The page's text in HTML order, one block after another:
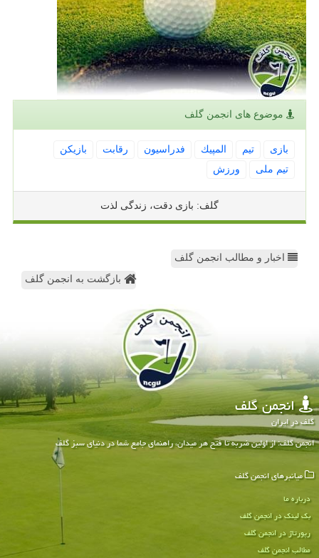
موضوع های انجمن گلف
بازی تیم المپیك فدراسیون رقابت
بازیكن
تیم ملی
ورزش
گلف: بازی دقت، زندگی لذت
اخبار و مطالب انجمن گلف
بازگشت به انجمن گلف
انجمن گلف
گلف در ایران
انجمن گلف: از اولین ضربه تا فتح هر میدان، راهنمای جامع شما در دنیای سبز گلف
میانبرهای انجمن گلف
درباره ما
بک لینک در انجمن گلف
رپورتاژ در انجمن گلف
مطالب انجمن گلف